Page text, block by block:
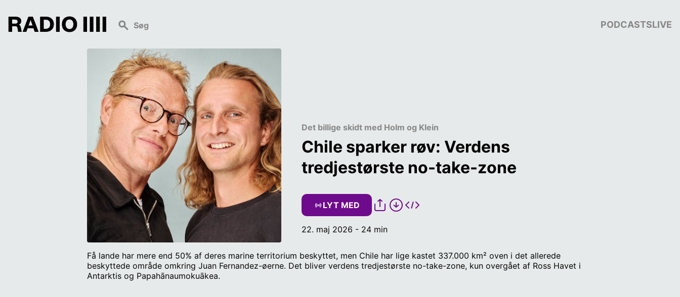
PODCASTSLIVE
Det billige skidt med Holm og Klein
Chile sparker røv: Verdens
tredjestørste no-take-zone
LYT MED
22. maj 2026 - 24 min
Få lande har mere end 50% af deres marine territorium beskyttet, men Chile har lige kastet 337.000 km² oven i det allerede
beskyttede område omkring Juan Fernandez-øerne. Det bliver verdens tredjestørste no-take-zone, kun overgået af Ross Havet i
Antarktis og Papahānaumokuākea.